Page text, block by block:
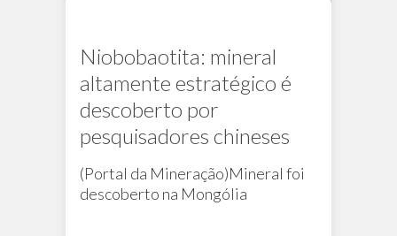
Niobobaotita: mineral
altamente estratégico é
descoberto por
pesquisadores chineses
(Portal da Mineração)Mineral foi
descoberto na Mongólia